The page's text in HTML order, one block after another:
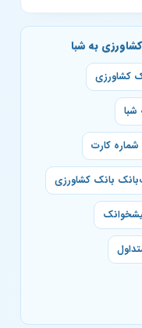
به شبا
کارت
بانک کشاورزی